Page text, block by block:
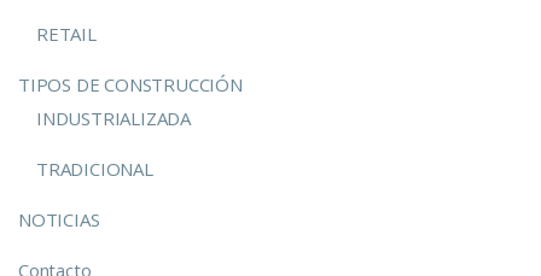
RETAIL
TIPOS DE CONSTRUCCIÓN
INDUSTRIALIZADA
TRADICIONAL
NOTICIAS
Contacto